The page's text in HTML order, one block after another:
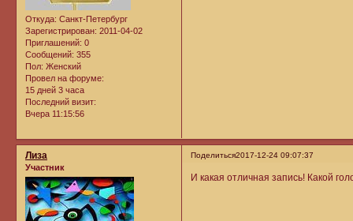
Откуда: Санкт-Петербург
Зарегистрирован: 2011-04-02
Приглашений: 0
Сообщений: 355
Пол: Женский
Провел на форуме:
15 дней 3 часа
Последний визит:
Вчера 11:15:56
Поделиться2017-12-24 09:07:37
Лиза
Участник
И какая отличная запись! Какой